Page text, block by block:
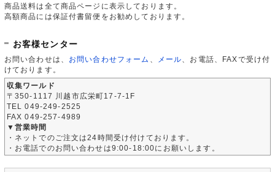
商品送料は全て商品ページに表示しております。
高額商品には保証付書留便をお勧めしております。
お客様センター
お問い合わせは、 お問い合わせフォーム メール 、お電話、FAXで受け付
けております。
収集ワールド
〒350-1117 川越市広栄町17-7-1F
TEL 049-249-2525
FAX 049-257-4989
▼営業時間
・ネットでのご注文は24時間受け付けております。
・お電話でのお問い合わせは9:00-18:00にお願いします。